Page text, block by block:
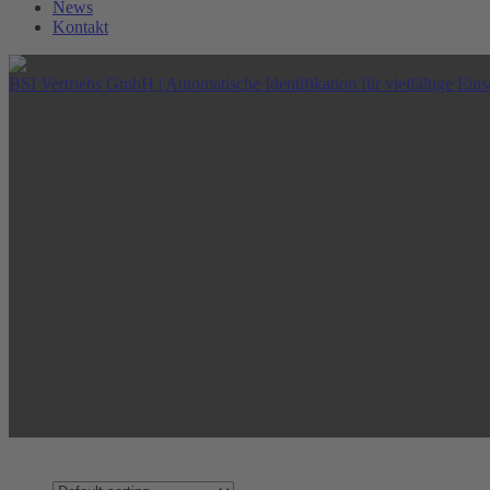
News
Kontakt
BSI Vertriebs GmbH | Automatische Identifikation für vielfältige